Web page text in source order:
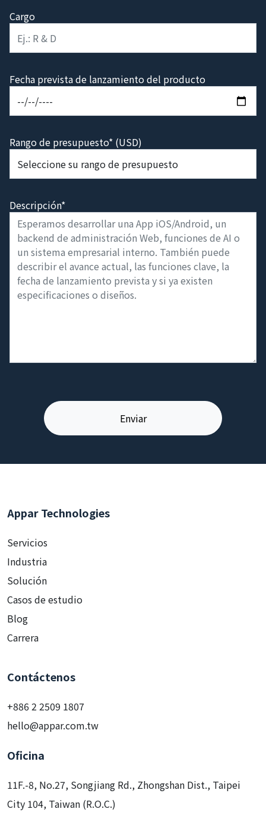
Cargo
Fecha prevista de lanzamiento del producto
Rango de presupuesto* (USD)
Descripción*
Appar Technologies
Servicios
Industria
Solución
Casos de estudio
Blog
Carrera
Contáctenos
+886 2 2509 1807
hello@appar.com.tw
Oficina
11F.-8, No.27, Songjiang Rd., Zhongshan Dist., Taipei
City 104, Taiwan (R.O.C.)